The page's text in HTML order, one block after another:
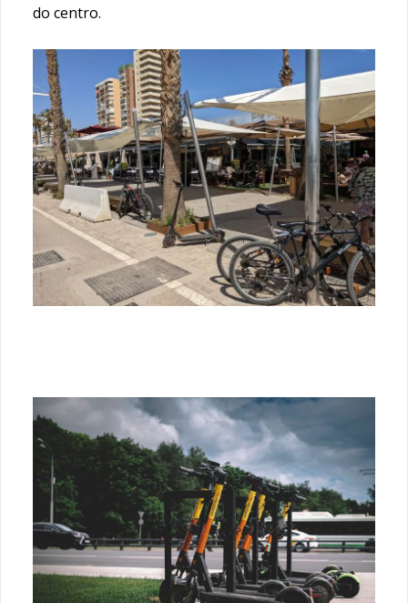
do centro.